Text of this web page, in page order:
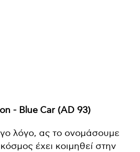
- Blue Car (AD 93)
λόγο, ας το ονομάσουμε
έχει κοιμηθεί στην